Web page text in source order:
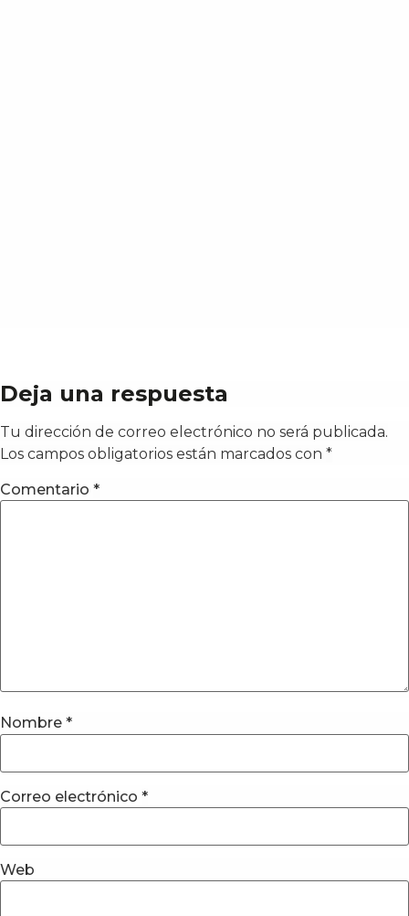
Deja una respuesta
Tu dirección de correo electrónico no será publicada.
Los campos obligatorios están marcados con *
Comentario *
Nombre *
Correo electrónico *
Web